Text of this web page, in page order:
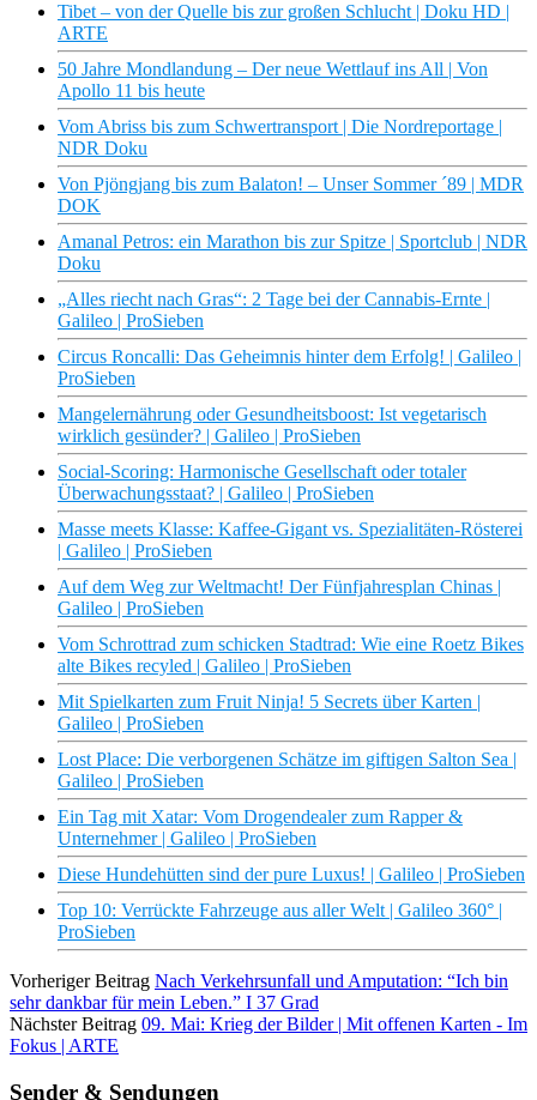
Tibet – von der Quelle bis zur großen Schlucht | Doku HD |
ARTE
50 Jahre Mondlandung – Der neue Wettlauf ins All | Von
Apollo 11 bis heute
Vom Abriss bis zum Schwertransport | Die Nordreportage |
NDR Doku
Von Pjöngjang bis zum Balaton! – Unser Sommer ´89 | MDR
DOK
Amanal Petros: ein Marathon bis zur Spitze | Sportclub | NDR
Doku
„Alles riecht nach Gras“: 2 Tage bei der Cannabis-Ernte |
Galileo | ProSieben
Circus Roncalli: Das Geheimnis hinter dem Erfolg! | Galileo |
ProSieben
Mangelernährung oder Gesundheitsboost: Ist vegetarisch
wirklich gesünder? | Galileo | ProSieben
Social-Scoring: Harmonische Gesellschaft oder totaler
Überwachungsstaat? | Galileo | ProSieben
Masse meets Klasse: Kaffee-Gigant vs. Spezialitäten-Rösterei
| Galileo | ProSieben
Auf dem Weg zur Weltmacht! Der Fünfjahresplan Chinas |
Galileo | ProSieben
Vom Schrottrad zum schicken Stadtrad: Wie eine Roetz Bikes
alte Bikes recyled | Galileo | ProSieben
Mit Spielkarten zum Fruit Ninja! 5 Secrets über Karten |
Galileo | ProSieben
Lost Place: Die verborgenen Schätze im giftigen Salton Sea |
Galileo | ProSieben
Ein Tag mit Xatar: Vom Drogendealer zum Rapper &
Unternehmer | Galileo | ProSieben
Diese Hundehütten sind der pure Luxus! | Galileo | ProSieben
Top 10: Verrückte Fahrzeuge aus aller Welt | Galileo 360° |
ProSieben
Vorheriger Beitrag Nach Verkehrsunfall und Amputation: “Ich bin
sehr dankbar für mein Leben.” I 37 Grad
Nächster Beitrag 09. Mai: Krieg der Bilder | Mit offenen Karten - Im
Fokus | ARTE
Sender & Sendungen